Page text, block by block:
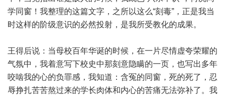
学同窗！我整理的这篇文字，之所以这么“刻毒”，正是我当
时这样的阶级意识的必然投射，是我所受教化的成果。
王得后说：当母校百年华诞的时候，在一片尽情虚夸荣耀的
气氛中，我着意写下校史中那刻意隐瞒的一页，也写出多年
咬啮我的心的负罪感，我知道：含冤的同窗，死的死了，忍
辱挣扎苦苦熬过来的学长肉体和内心的苦痛无法弥补了。我